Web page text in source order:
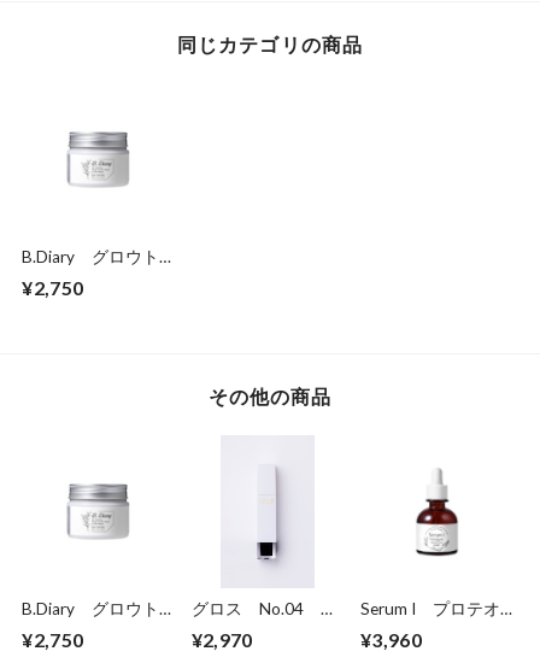
同じカテゴリの商品
B.Diary グロウト
¥2,750
その他の商品
B.Diary グロウト
¥2,750
グロス No.04
トムード）
¥2,970
Serum I プロテオ
¥3,960